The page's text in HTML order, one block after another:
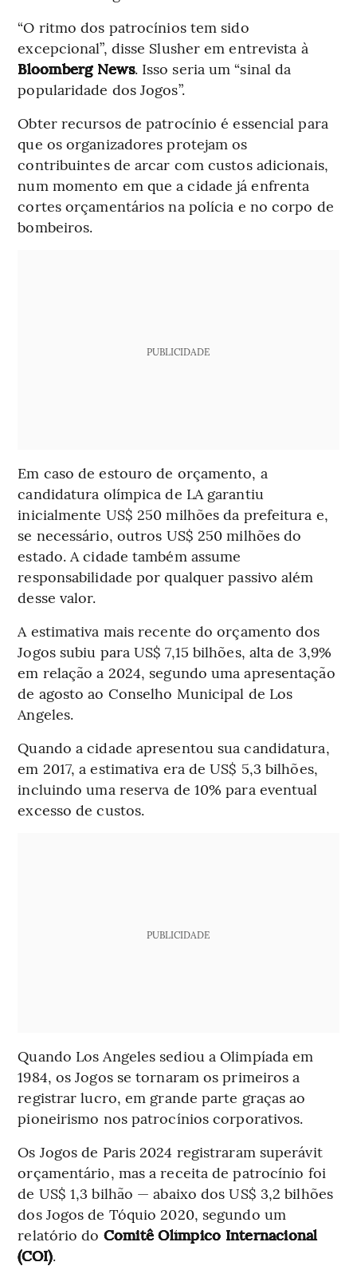
“O ritmo dos patrocínios tem sido
excepcional”, disse Slusher em entrevista à
Bloomberg News. Isso seria um “sinal da
popularidade dos Jogos”.
Obter recursos de patrocínio é essencial para
que os organizadores protejam os
contribuintes de arcar com custos adicionais,
num momento em que a cidade já enfrenta
cortes orçamentários na polícia e no corpo de
bombeiros.
PUBLICIDADE
Em caso de estouro de orçamento, a
candidatura olímpica de LA garantiu
inicialmente US$ 250 milhões da prefeitura e,
se necessário, outros US$ 250 milhões do
estado. A cidade também assume
responsabilidade por qualquer passivo além
desse valor.
A estimativa mais recente do orçamento dos
Jogos subiu para US$ 7,15 bilhões, alta de 3,9%
em relação a 2024, segundo uma apresentação
de agosto ao Conselho Municipal de Los
Angeles.
Quando a cidade apresentou sua candidatura,
em 2017, a estimativa era de US$ 5,3 bilhões,
incluindo uma reserva de 10% para eventual
excesso de custos.
PUBLICIDADE
Quando Los Angeles sediou a Olimpíada em
1984, os Jogos se tornaram os primeiros a
registrar lucro, em grande parte graças ao
pioneirismo nos patrocínios corporativos.
Os Jogos de Paris 2024 registraram superávit
orçamentário, mas a receita de patrocínio foi
de US$ 1,3 bilhão — abaixo dos US$ 3,2 bilhões
dos Jogos de Tóquio 2020, segundo um
relatório do Comitê Olímpico Internacional
(COI).